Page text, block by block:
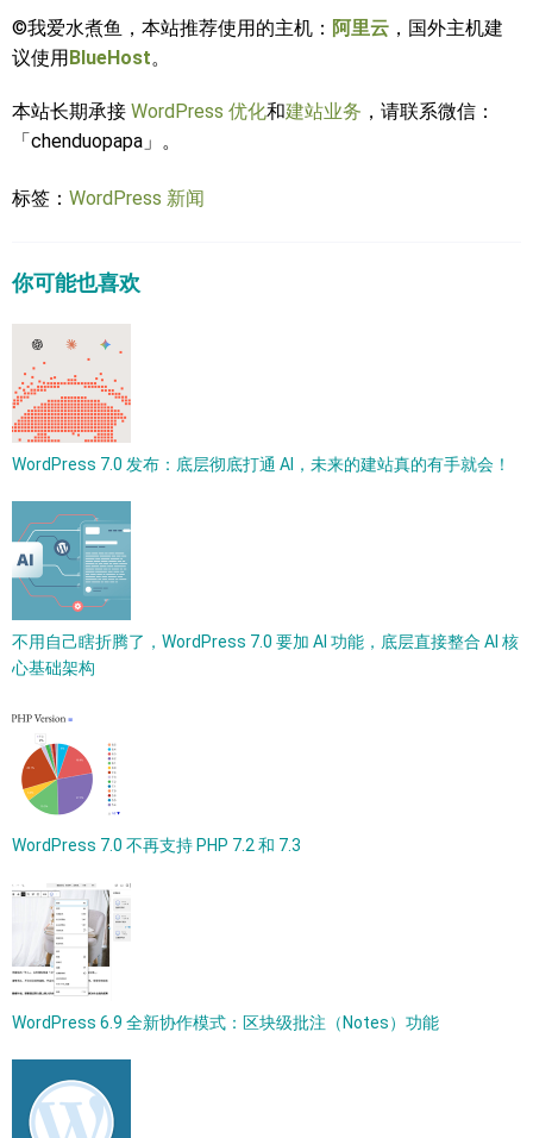
©我爱水煮鱼，本站推荐使用的主机： 阿里云 ，国外主机建
议使用 BlueHost。
本站长期承接 WordPress 优化和建站业务 ，请联系微信：
「chenduopapa」。
标签： WordPress 新闻
你可能也喜欢
WordPress 7.0 发布：底层彻底打通 AI，未来的建站真的有手就会！
不用自己瞎折腾了，WordPress 7.0 要加 AI 功能，底层直接整合 AI 核
心基础架构
WordPress 7.0 不再支持 PHP 7.2 和 7.3
WordPress 6.9 全新协作模式：区块级批注（Notes）功能